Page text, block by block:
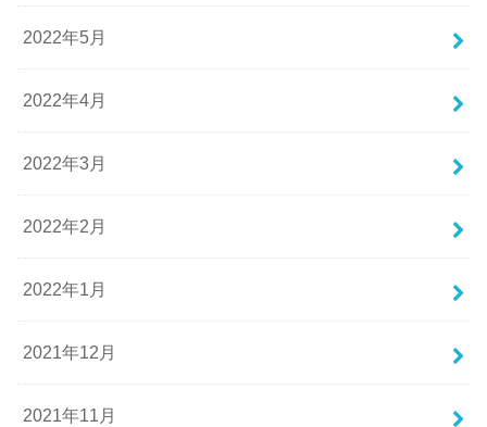
2022年5月
2022年4月
2022年3月
2022年2月
2022年1月
2021年12月
2021年11月